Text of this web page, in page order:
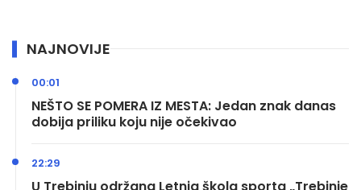
NAJNOVIJE
NEŠTO SE POMERA IZ MESTA: Jedan znak danas
dobija priliku koju nije očekivao
00:01
22:29